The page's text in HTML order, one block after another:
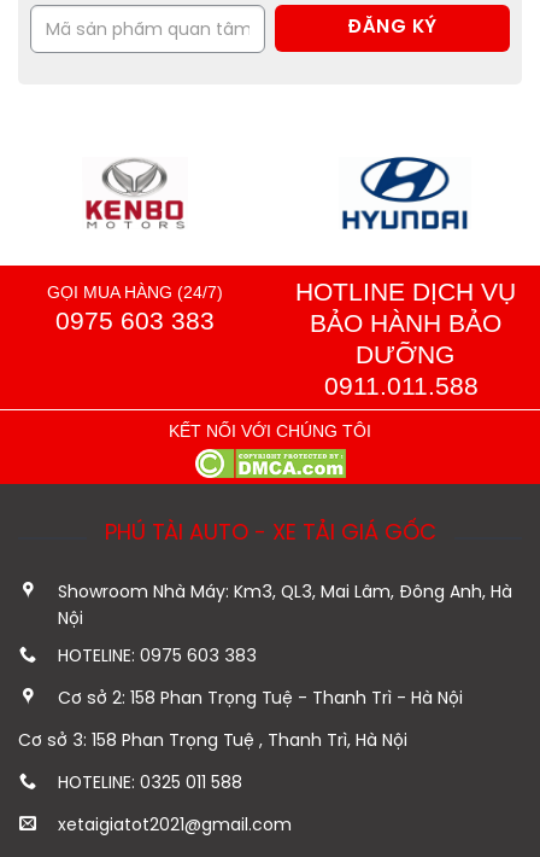
GỌI MUA HÀNG (24/7)
0975 603 383
HOTLINE DỊCH VỤ
BẢO HÀNH BẢO
DƯỠNG
0911.011.588
KẾT NỐI VỚI CHÚNG TÔI
PHÚ TÀI AUTO - XE TẢI GIÁ GỐC
Showroom Nhà Máy: Km3, QL3, Mai Lâm, Đông Anh, Hà
Nội
HOTELINE: 0975 603 383
Cơ sở 2: 158 Phan Trọng Tuệ - Thanh Trì - Hà Nội
Cơ sở 3: 158 Phan Trọng Tuệ , Thanh Trì, Hà Nội
HOTELINE: 0325 011 588
xetaigiatot2021@gmail.com